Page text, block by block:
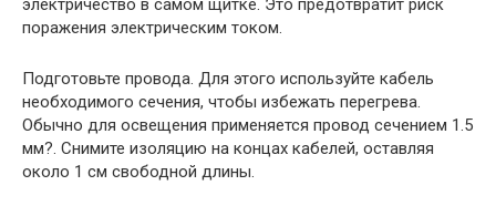
электричество в самом щитке. Это предотвратит риск
поражения электрическим током.
Подготовьте провода. Для этого используйте кабель
необходимого сечения, чтобы избежать перегрева.
Обычно для освещения применяется провод сечением 1.5
мм?. Снимите изоляцию на концах кабелей, оставляя
около 1 см свободной длины.